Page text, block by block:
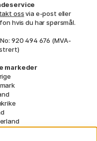
ossvia e-post eller
hvis du har spørsmål.
920 494 676 (MVA-
markeder